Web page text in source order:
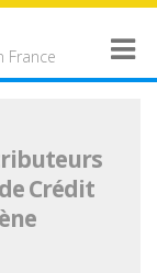
France
Crédit